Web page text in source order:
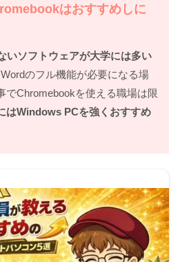
はおすすめしに
いソフトウェアが大学には多い
のフル機能が必要になる場
でChromebookを使える職場は限
はWindows PCを強くおすすめ